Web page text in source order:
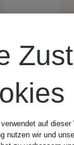
auf dieser
nutzen wir und